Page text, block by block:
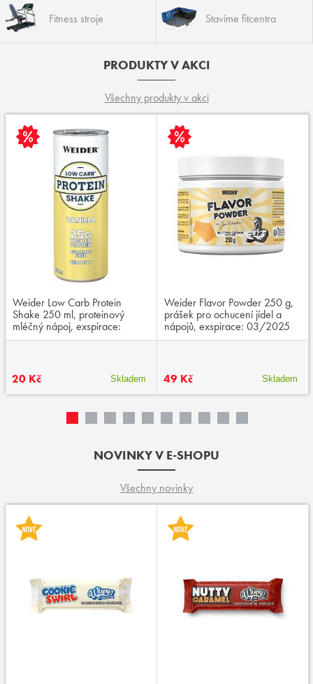
Fitness stroje Stavíme fitcentra
PRODUKTY V AKCI
Všechny produkty v akci
Weider Low Carb Protein
Shake 250 ml, proteinový
mléčný nápoj, exspirace:
03/2026
20 Kč Skladem
Weider Flavor Powder 250 g,
prášek pro ochucení jídel a
nápojů, exspirace: 03/2025
49 Kč Skladem
NOVINKY V E-SHOPU
Všechny novinky